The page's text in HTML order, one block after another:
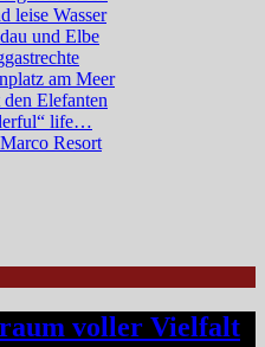
leise Wasser
und Elbe
am Meer
Elefanten
life…
Resort
voller Vielfalt